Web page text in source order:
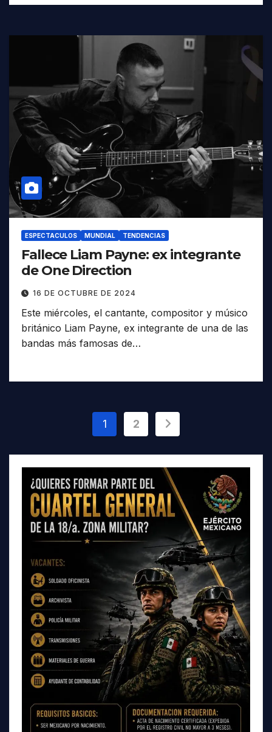
ESPECTACULOS MUNDIAL TENDENCIAS
Fallece Liam Payne: ex integrante
de One Direction
16 DE OCTUBRE DE 2024
Este miércoles, el cantante, compositor y músico
británico Liam Payne, ex integrante de una de las
bandas más famosas de…
Paginación
de
entradas
1 2